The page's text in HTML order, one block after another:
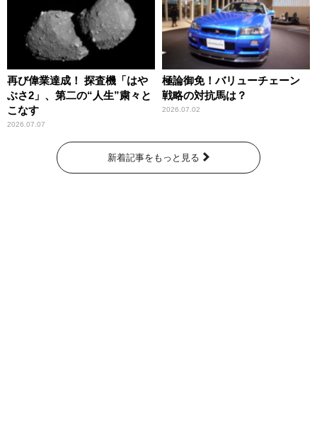
再び偉業達成！ 探査機「はや
ぶさ2」、第二の“人生”粛々と
こなす
2026.07.07
極論御免！バリューチェーン
戦略の対抗馬は？
2026.07.02
新着記事をもっと見る